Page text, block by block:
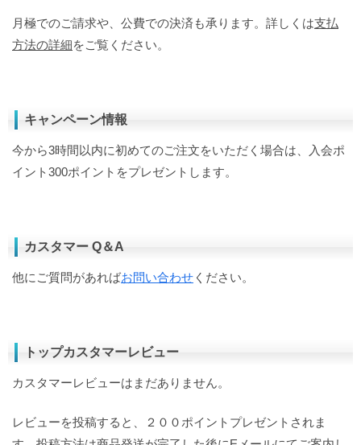
月極でのご請求や、公費での決済も承ります。詳しくは支払
方法の詳細をご覧ください。
キャンペーン情報
今から3時間以内に初めてのご注文をいただく場合は、入会ポ
イント300ポイントをプレゼントします。
カスタマー Q＆A
他にご質問があればお問い合わせ ください。
トップカスタマーレビュー
カスタマーレビューはまだありません。
レビューを投稿すると、２００ポイントプレゼントされま